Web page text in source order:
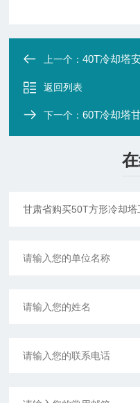
上一个：40T冷却塔
返回列表
下一个：60T冷却塔甘